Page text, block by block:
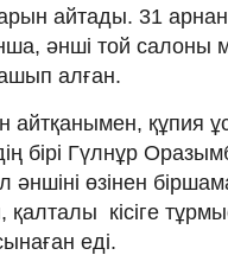
айтады. 31
әнші той салоны
алған.
айтқанымен, құпия
бірі Гүлнұр
әншіні өзінен
кісіге
еді.